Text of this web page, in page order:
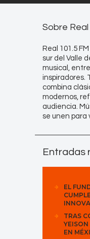
Sobre Real
Real 101.5
sur del Valle
musical,
inspiradores.
combina
modernos,
audiencia.
se unen para
Entradas
EL
TRAS
EN